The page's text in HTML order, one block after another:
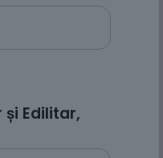
Edilitar,